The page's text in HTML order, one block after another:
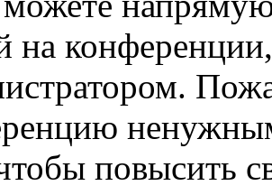
на
повысить